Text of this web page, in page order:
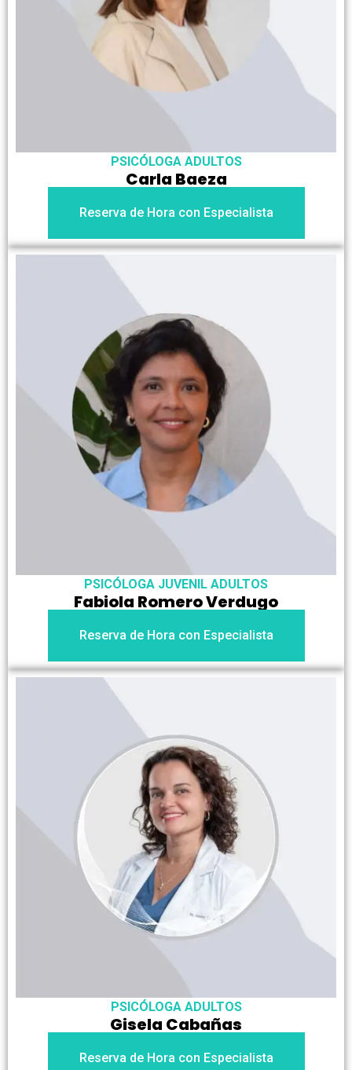
PSICÓLOGA ADULTOS
Carla Baeza
Reserva de Hora con Especialista
PSICÓLOGA JUVENIL ADULTOS
Fabiola Romero Verdugo
Reserva de Hora con Especialista
PSICÓLOGA ADULTOS
Gisela Cabañas
Reserva de Hora con Especialista